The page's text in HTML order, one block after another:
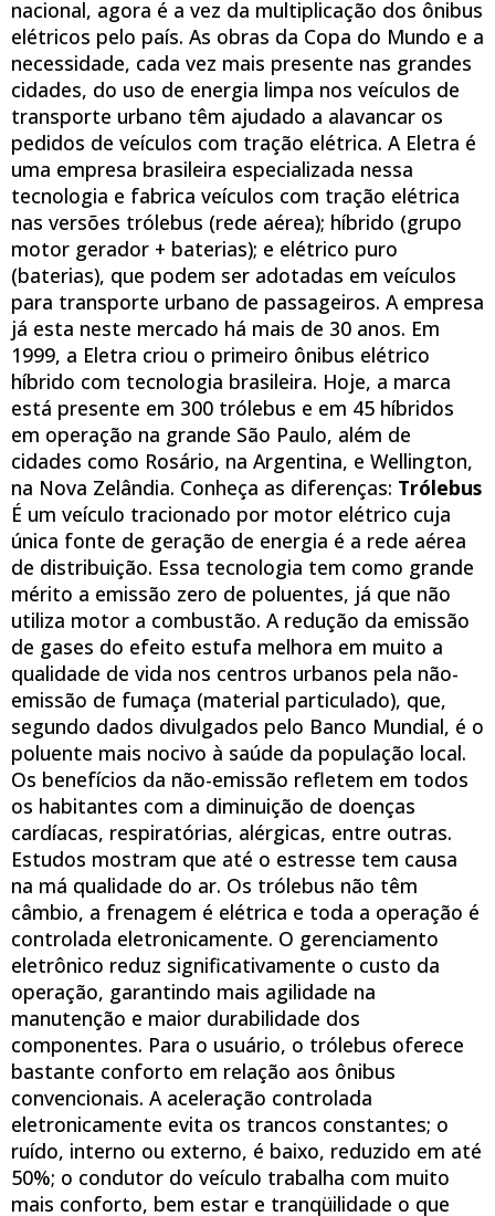
nacional, agora é a vez da multiplicação dos ônibus
elétricos pelo país. As obras da Copa do Mundo e a
necessidade, cada vez mais presente nas grandes
cidades, do uso de energia limpa nos veículos de
transporte urbano têm ajudado a alavancar os
pedidos de veículos com tração elétrica. A Eletra é
uma empresa brasileira especializada nessa
tecnologia e fabrica veículos com tração elétrica
nas versões trólebus (rede aérea); híbrido (grupo
motor gerador + baterias); e elétrico puro
(baterias), que podem ser adotadas em veículos
para transporte urbano de passageiros. A empresa
já esta neste mercado há mais de 30 anos. Em
1999, a Eletra criou o primeiro ônibus elétrico
híbrido com tecnologia brasileira. Hoje, a marca
está presente em 300 trólebus e em 45 híbridos
em operação na grande São Paulo, além de
cidades como Rosário, na Argentina, e Wellington,
na Nova Zelândia. Conheça as diferenças: Trólebus
É um veículo tracionado por motor elétrico cuja
única fonte de geração de energia é a rede aérea
de distribuição. Essa tecnologia tem como grande
mérito a emissão zero de poluentes, já que não
utiliza motor a combustão. A redução da emissão
de gases do efeito estufa melhora em muito a
qualidade de vida nos centros urbanos pela não-
emissão de fumaça (material particulado), que,
segundo dados divulgados pelo Banco Mundial, é o
poluente mais nocivo à saúde da população local.
Os benefícios da não-emissão refletem em todos
os habitantes com a diminuição de doenças
cardíacas, respiratórias, alérgicas, entre outras.
Estudos mostram que até o estresse tem causa
na má qualidade do ar. Os trólebus não têm
câmbio, a frenagem é elétrica e toda a operação é
controlada eletronicamente. O gerenciamento
eletrônico reduz significativamente o custo da
operação, garantindo mais agilidade na
manutenção e maior durabilidade dos
componentes. Para o usuário, o trólebus oferece
bastante conforto em relação aos ônibus
convencionais. A aceleração controlada
eletronicamente evita os trancos constantes; o
ruído, interno ou externo, é baixo, reduzido em até
50%; o condutor do veículo trabalha com muito
mais conforto, bem estar e tranqüilidade o que